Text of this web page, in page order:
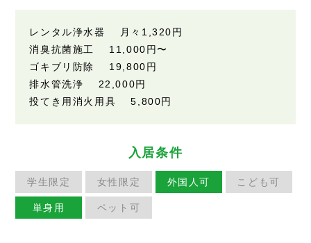
レンタル浄水器 月々1,320円
消臭抗菌施工 11,000円〜
ゴキブリ防除 19,800円
排水管洗浄 22,000円
投てき用消火用具 5,800円
入居条件
学生限定 女性限定 外国人可 こども可
単身用 ペット可